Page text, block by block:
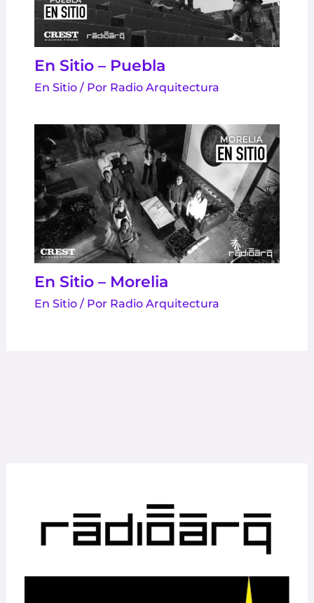
En Sitio – Puebla
En Sitio/ Por Radio Arquitectura
En Sitio – Morelia
En Sitio/ Por Radio Arquitectura